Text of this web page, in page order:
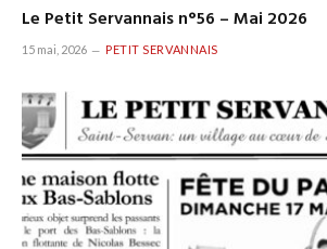
Le Petit Servannais n°56 – Mai 2026
15 mai, 2026 PETIT SERVANNAIS